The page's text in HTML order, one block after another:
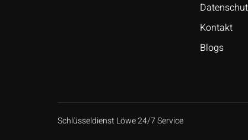
Kontakt
Blogs
Schlüsseldienst Löwe 24/7 Service